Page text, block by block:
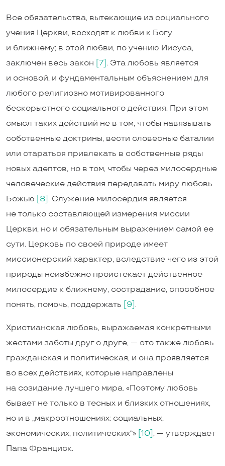
Все обязательства, вытекающие из социального
учения Церкви, восходят к любви к Богу
и ближнему; в этой любви, по учению Иисуса,
заключен весь закон [7] . Эта любовь является
и основой, и фундаментальным объяснением для
любого религиозно мотивированного
бескорыстного социального действия. При этом
смысл таких действий не в том, чтобы навязывать
собственные доктрины, вести словесные баталии
или стараться привлекать в собственные ряды
новых адептов, но в том, чтобы через милосердные
человеческие действия передавать миру любовь
Божью
[8] . Служение милосердия является
не только составляющей измерения миссии
Церкви, но и обязательным выражением самой ее
сути. Церковь по своей природе имеет
миссионерский характер, вследствие чего из этой
природы неизбежно проистекает действенное
милосердие к ближнему, сострадание, способное
понять, помочь, поддержать
[9] .
Христианская любовь, выражаемая конкретными
жестами заботы друг о друге, — это также любовь
гражданская и политическая, и она проявляется
во всех действиях, которые направлены
на созидание лучшего мира. «Поэтому любовь
бывает не только в тесных и близких отношениях,
но и в „макроотношениях: социальных,
экономических, политических“» [10] , — утверждает
Папа Франциск.